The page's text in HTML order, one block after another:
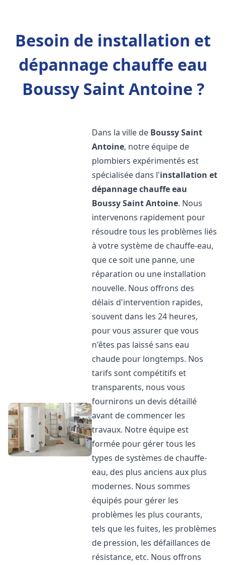
Besoin de installation et
dépannage chauffe eau
Boussy Saint Antoine ?
Dans la ville de Boussy Saint
Antoine, notre équipe de
plombiers expérimentés est
spécialisée dans l'installation et
dépannage chauffe eau
Boussy Saint Antoine. Nous
intervenons rapidement pour
résoudre tous les problèmes liés
à votre système de chauffe-eau,
que ce soit une panne, une
réparation ou une installation
nouvelle. Nous offrons des
délais d'intervention rapides,
souvent dans les 24 heures,
pour vous assurer que vous
n'êtes pas laissé sans eau
chaude pour longtemps. Nos
tarifs sont compétitifs et
transparents, nous vous
fournirons un devis détaillé
avant de commencer les
travaux. Notre équipe est
formée pour gérer tous les
types de systèmes de chauffe-
eau, des plus anciens aux plus
modernes. Nous sommes
équipés pour gérer les
problèmes les plus courants,
tels que les fuites, les problèmes
de pression, les défaillances de
résistance, etc. Nous offrons